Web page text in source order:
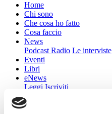
Home
Chi sono
Che cosa ho fatto
Cosa faccio
News
Podcast Radio Le interviste
Eventi
Libri
eNews
Leggi Iscriviti